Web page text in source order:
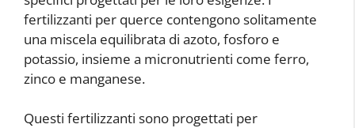
fertilizzanti per querce contengono solitamente
una miscela equilibrata di azoto, fosforo e
potassio, insieme a micronutrienti come ferro,
zinco e manganese.
Questi fertilizzanti sono progettati per